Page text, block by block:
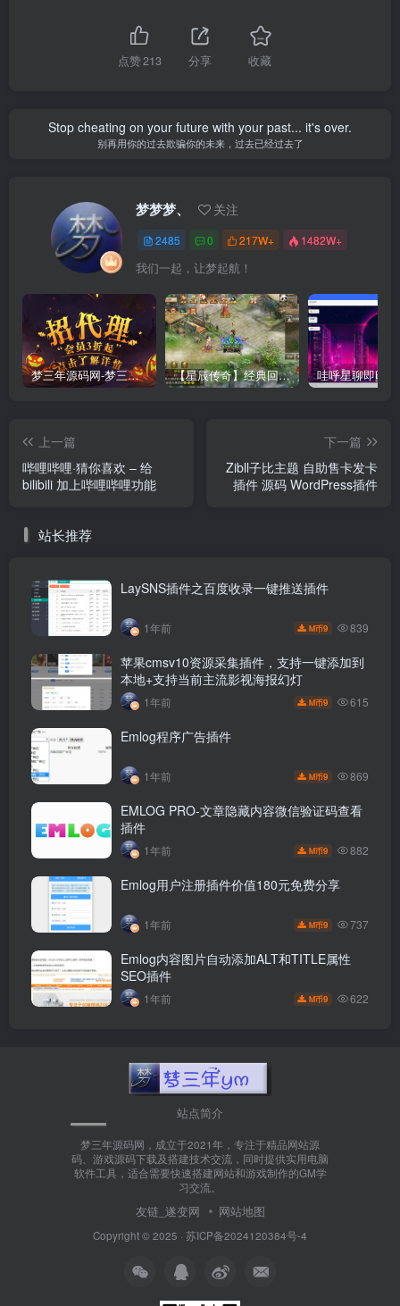
点赞213 分享 收藏
Stop cheating on your future with your past... it's over.
别再用你的过去欺骗你的未来，过去已经过去了
梦梦梦、 关注
2485 0 217W+ 1482W+
我们一起，让梦起航！
梦三年源码网-梦三年ym会员代理详情 【星辰传奇】经典回合制手游+安卓端+GM工具+详细搭建教程
上一篇
哔哩哔哩·猜你喜欢 – 给
bilibili 加上哔哩哔哩功能
下一篇
Zibll子比主题 自助售卡发卡
插件 源码 WordPress插件
站长推荐
LaySNS插件之百度收录一键推送插件
1年前 M币9 839
苹果cmsv10资源采集插件，支持一键添加到
本地+支持当前主流影视海报幻灯
1年前 M币9 615
Emlog程序广告插件
1年前 M币9 869
EMLOG PRO-文章隐藏内容微信验证码查看
插件
1年前 M币9 882
Emlog用户注册插件价值180元免费分享
1年前 M币9 737
Emlog内容图片自动添加ALT和TITLE属性
SEO插件
1年前 M币9 622
站点简介
梦三年源码网，成立于2021年，专注于精品网站源
码、游戏源码下载及搭建技术交流，同时提供实用电脑
软件工具，适合需要快速搭建网站和游戏制作的GM学
习交流。
友链_遂变网 网站地图
Copyright © 2025 · 苏ICP备2024120384号-4